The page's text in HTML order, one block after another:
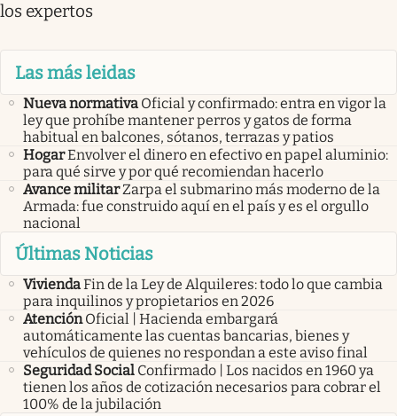
los expertos
Las más leidas
Nueva normativa Oficial y confirmado: entra en vigor la
ley que prohíbe mantener perros y gatos de forma
habitual en balcones, sótanos, terrazas y patios
HogarEnvolver el dinero en efectivo en papel aluminio:
para qué sirve y por qué recomiendan hacerlo
Avance militarZarpa el submarino más moderno de la
Armada: fue construido aquí en el país y es el orgullo
nacional
Últimas Noticias
ViviendaFin de la Ley de Alquileres: todo lo que cambia
para inquilinos y propietarios en 2026
Atención Oficial | Hacienda embargará
automáticamente las cuentas bancarias, bienes y
vehículos de quienes no respondan a este aviso final
Seguridad Social Confirmado | Los nacidos en 1960 ya
tienen los años de cotización necesarios para cobrar el
100% de la jubilación